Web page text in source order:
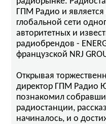
ГПМ Радио и
глобальной сети
авторитетных и
радиобрендов -
французской NRJ
Открывая
директор ГПМ Радио
познакомил
радиостанции,
начиналось, и о